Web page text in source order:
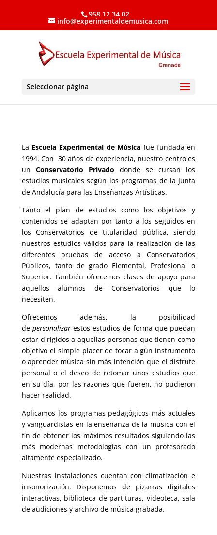
958 12 34 02
info@experimentaldemusica.com
Seleccionar página
La Escuela Experimental de Música fue fundada en
1994. Con 30 años de experiencia, nuestro centro es
un Conservatorio Privado donde se cursan los
estudios musicales según los programas de la Junta
de Andalucía para las Enseñanzas Artísticas.
Tanto el plan de estudios como los objetivos y
contenidos se adaptan por tanto a los seguidos en
los Conservatorios de titularidad pública, siendo
nuestros estudios válidos para la realización de las
diferentes pruebas de acceso a Conservatorios
Públicos, tanto de grado Elemental, Profesional o
Superior. También ofrecemos clases de apoyo para
aquellos alumnos de Conservatorios que lo
necesiten.
Ofrecemos además, la posibilidad
de personalizarestos estudios de forma que puedan
estar dirigidos a aquellas personas que tienen como
objetivo el simple placer de tocar algún instrumento
o aprender música sin más intención que el disfrute
personal o el deseo de retomar unos estudios que
en su día, por las razones que fueren, no pudieron
hacer realidad.
Aplicamos los programas pedagógicos más actuales
y vanguardistas en la enseñanza de la música con el
fin de obtener los máximos resultados siguiendo las
más modernas metodologías con un profesorado
altamente especializado.
Nuestras instalaciones cuentan con climatización e
insonorización. Disponemos de pizarras digitales
interactivas, biblioteca de partituras, videoteca, sala
de audiciones y archivo de música grabada.